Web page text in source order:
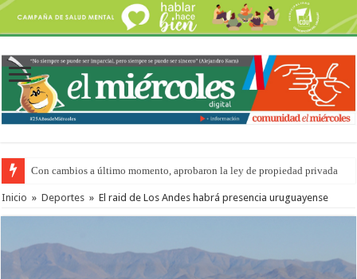
Con cambios a último momento, aprobaron la ley de propiedad privada
Adopción en Entre Ríos: el 35% de los 90 niños, niñas y adolescentes que
Inicio » Deportes » El raid de Los Andes habrá presencia uruguayense